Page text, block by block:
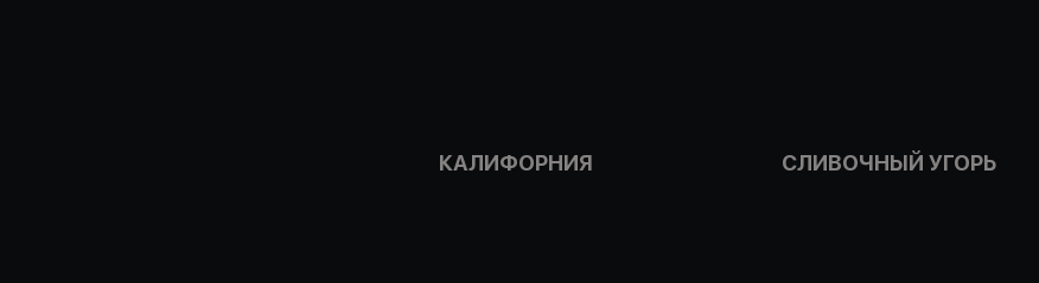
КАЛИФОРНИЯ СЛИВОЧНЫЙ УГОРЬ